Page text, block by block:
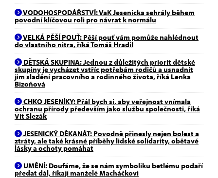
VODOHOSPODÁŘSTVÍ: VaK Jesenicka sehrály během
povodní klíčovou roli pro návrat k normálu
VELKÁ PĚŠÍ POUŤ: Pěší pouť vám pomůže nahlédnout
do vlastního nitra, říká Tomáš Hradil
DĚTSKÁ SKUPINA: Jednou z důležitých priorit dětské
skupiny je vycházet vstříc potřebám rodičů a usnadnit
jim sladění pracovního a rodinného života, říká Lenka
Bizoňová
CHKO JESENÍKY: Přál bych si, aby veřejnost vnímala
ochranu přírody především jako službu společnosti, říká
Vít Slezák
JESENICKÝ DĚKANÁT: Povodně přinesly nejen bolest a
ztráty, ale také krásné příběhy lidské solidarity, obětavé
lásky a ochoty pomáhat
UMĚNÍ: Doufáme, že se nám symboliku betlému podaří
předat dál, říkají manželé Macháčkovi